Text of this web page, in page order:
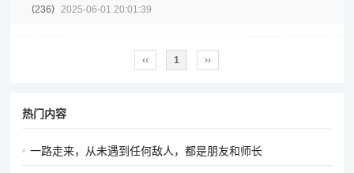
236 2025-06-01 20:01:39
‹‹ 1 ››
热门内容
一路走来，从未遇到任何敌人，都是朋友和师长